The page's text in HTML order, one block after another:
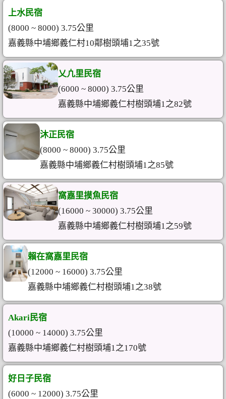
上水民宿
(8000 ~ 8000) 3.75公里
嘉義縣中埔鄉義仁村10鄰樹頭埔1之35號
乂凣里民宿
(6000 ~ 8000) 3.75公里
嘉義縣中埔鄉義仁村樹頭埔1之82號
沐正民宿
(8000 ~ 8000) 3.75公里
嘉義縣中埔鄉義仁村樹頭埔1之85號
窩嘉里摸魚民宿
(16000 ~ 30000) 3.75公里
嘉義縣中埔鄉義仁村樹頭埔1之59號
賴在窩嘉里民宿
(12000 ~ 16000) 3.75公里
嘉義縣中埔鄉義仁村樹頭埔1之38號
Akari民宿
(10000 ~ 14000) 3.75公里
嘉義縣中埔鄉義仁村樹頭埔1之170號
好日子民宿
(6000 ~ 12000) 3.75公里